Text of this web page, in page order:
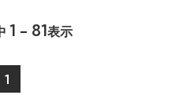
1 - 81表示
1